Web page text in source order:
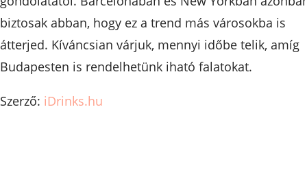
biztosak abban, hogy ez a trend más városokba is
átterjed. Kíváncsian várjuk, mennyi időbe telik, amíg
Budapesten is rendelhetünk iható falatokat.
Szerző: iDrinks.hu